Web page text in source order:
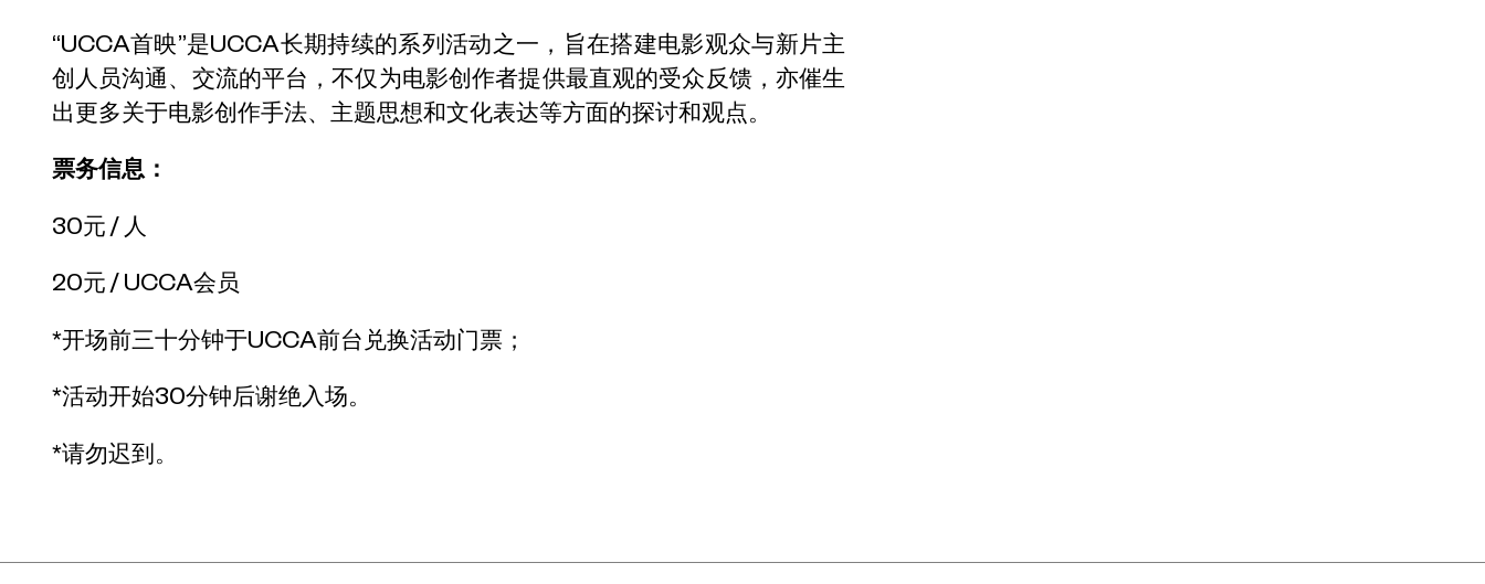
“UCCA首映”是UCCA长期持续的系列活动之一，旨在搭建电影观众与新片主
创人员沟通、交流的平台，不仅为电影创作者提供最直观的受众反馈，亦催生
出更多关于电影创作手法、主题思想和文化表达等方面的探讨和观点。
票务信息：
30元 / 人
20元 / UCCA会员
*开场前三十分钟于UCCA前台兑换活动门票；
*活动开始30分钟后谢绝入场。
*请勿迟到。